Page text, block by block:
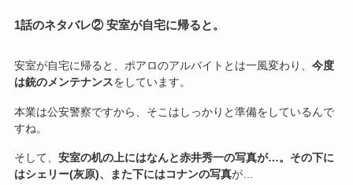
1話のネタバレ② 安室が自宅に帰ると。
安室が自宅に帰ると、ポアロのアルバイトとは一風変わり、 今度
は銃のメンテナンスをしています。
本業は公安警察ですから、そこはしっかりと準備をしているんで
すね。
そして、 安室の机の上にはなんと赤井秀一の写真が…。その下に
はシェリー(灰原)、また下にはコナンの写真が…